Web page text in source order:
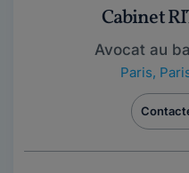
Cabinet
Avocat au
Paris,